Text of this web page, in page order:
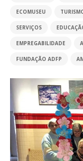
ECOMUSEU
SERVIÇOS
EMPREGABILIDADE
FUNDAÇÃO ADFP